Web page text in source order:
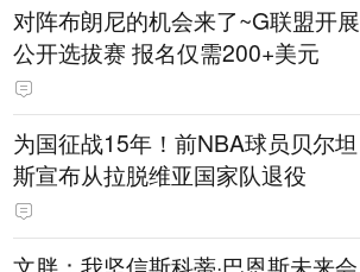
对阵布朗尼的机会来了~G联盟开展
公开选拔赛 报名仅需200+美元
为国征战15年！前NBA球员贝尔坦
斯宣布从拉脱维亚国家队退役